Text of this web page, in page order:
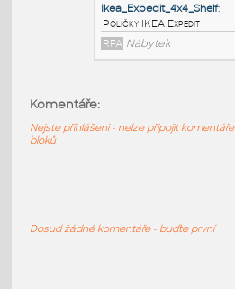
Ikea Expedit Table-S
RFA Stoly
Stoly
Komentáře:
Nejste přihlášeni - nelze připojit komentáře
bloků
Dosud žádné komentáře - buďte první